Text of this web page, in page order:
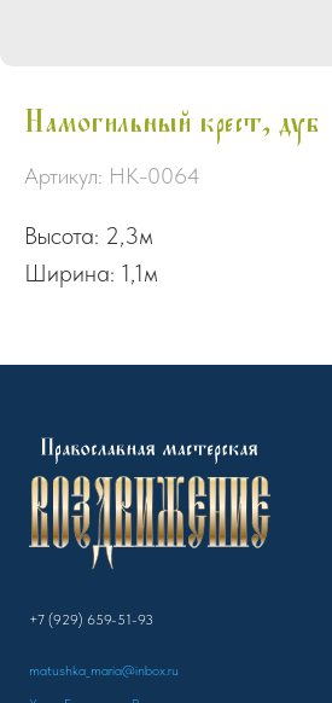
Намогильный крест, дуб
Артикул: НК-0064
Высота: 2,3м
Ширина: 1,1м
+7 (929) 659-51-93
matushka_maria@inbox.ru